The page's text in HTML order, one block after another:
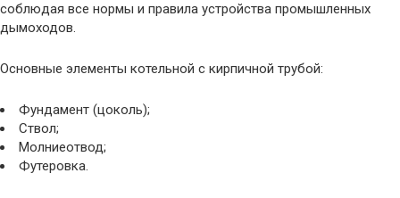
соблюдая все нормы и правила устройства промышленных
дымоходов.
Основные элементы котельной с кирпичной трубой:
Фундамент (цоколь);
Ствол;
Молниеотвод;
Футеровка.